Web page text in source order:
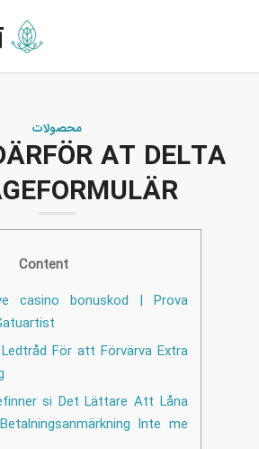
محصولات
AT DELTA
Content
casino bonuskod | Prova
För att Förvärva Extra
si Det Lättare Att Låna
Inte me